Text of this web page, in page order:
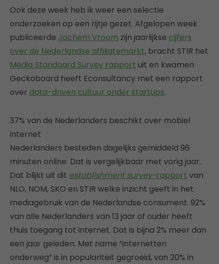
Ook deze week heb ik weer een selectie
onderzoeken op een rijtje gezet. Afgelopen week
publiceerde Jochem Vroom zijn jaarlijkse cijfers
over de Nederlandse affiliatemarkt, bracht STIR het
Media Standaard Survey rapport uit en kwamen
Geckoboard heeft Econsultancy met een rapport
over data-driven cultuur onder startups.
37% van de Nederlanders beschikt over mobiel
internet
Nederlanders besteden dagelijks gemiddeld 96
minuten online. Dat is vergelijkbaar met vorig jaar.
Dat blijkt uit dit establishment survey-rapport van
NLO, NOM, SKO en STIR welke inzicht geeft in het
mediagebruik van de Nederlandse consument. 92%
van alle Nederlanders van 13 jaar of ouder heeft
thuis toegang tot internet. Dat is bijna 2% meer dan
een jaar geleden. Met name “internetten
onderweg” is in populariteit gegroeid, van 20% in